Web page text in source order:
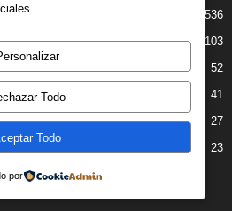
536
103
52
41
27
23
Todo
Todo
por